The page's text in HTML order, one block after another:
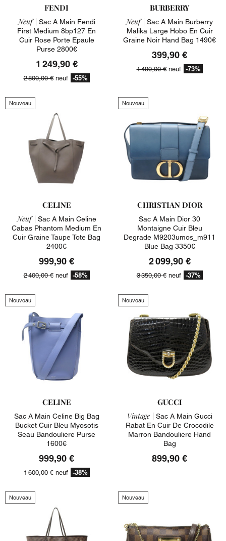
FENDI
Neuf | Sac A Main Fendi
First Medium 8bp127 En
Cuir Rose Porte Epaule
Purse 2800€
1 249,90 €
2 800,00 €neuf -55%
BURBERRY
Neuf | Sac A Main Burberry
Malika Large Hobo En Cuir
Graine Noir Hand Bag 1490€
399,90 €
1 490,00 €neuf -73%
Nouveau
CELINE
Neuf | Sac A Main Celine
Cabas Phantom Medium En
Cuir Graine Taupe Tote Bag
2400€
999,90 €
2 400,00 €neuf -58%
Nouveau
CHRISTIAN DIOR
Sac A Main Dior 30
Montaigne Cuir Bleu
Degrade M9203umos_m911
Blue Bag 3350€
2 099,90 €
3 350,00 €neuf -37%
Nouveau
CELINE
Sac A Main Celine Big Bag
Bucket Cuir Bleu Myosotis
Seau Bandouliere Purse
1600€
999,90 €
1 600,00 €neuf -38%
Nouveau
GUCCI
Vintage | Sac A Main Gucci
Rabat En Cuir De Crocodile
Marron Bandouliere Hand
Bag
899,90 €
Nouveau Nouveau